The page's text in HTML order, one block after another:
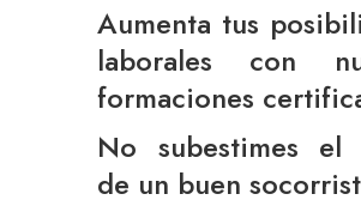
Aumenta tus
laborales con
formaciones
No subestimes el
de un buen